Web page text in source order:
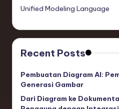
Unified Modeling Language
Recent Posts
Pembuatan Diagram AI:
Generasi Gambar
Dari Diagram ke